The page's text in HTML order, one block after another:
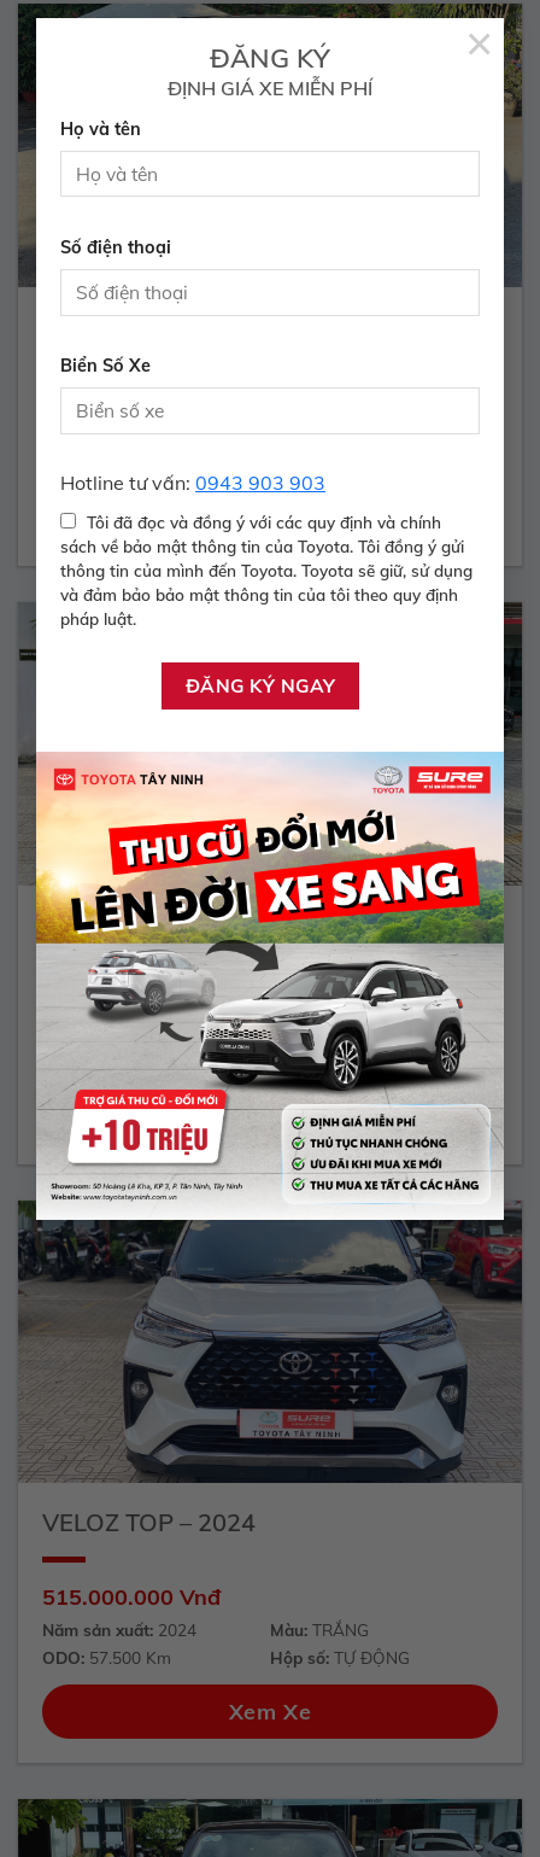
ĐĂNG KÝ
ĐỊNH GIÁ XE MIỄN PHÍ
Họ và tên
Số điện thoại
Biển Số Xe
Hotline tư vấn: 0943 903 903
Tôi đã đọc và đồng ý với các quy định và chính
sách về bảo mật thông tin của Toyota. Tôi đồng ý gửi
thông tin của mình đến Toyota. Toyota sẽ giữ, sử dụng
và đảm bảo bảo mật thông tin của tôi theo quy định
pháp luật.
×
INNOVA 2.0E – 2017
400.000.000 Vnđ
Năm sản xuất:2016 Màu:BẠC
Xem Xe
COROLLA ALTIS 1.8G – 2019
529.000.000 Vnđ
Năm sản xuất:2019 Màu:BẠC
ODO:
Hộp số: TỰ ĐỘNG
Xem Xe
VELOZ TOP – 2024
515.000.000 Vnđ
Năm sản xuất:2024 Màu: TRẮNG
ODO:57.500 Km Hộp số: TỰ ĐỘNG
Xem Xe